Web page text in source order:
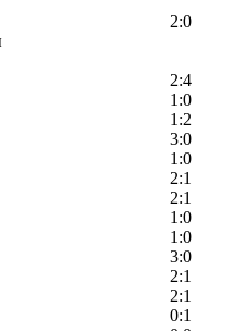
2:0
2:4
1:0
1:2
3:0
1:0
2:1
2:1
1:0
1:0
3:0
2:1
2:1
0:1